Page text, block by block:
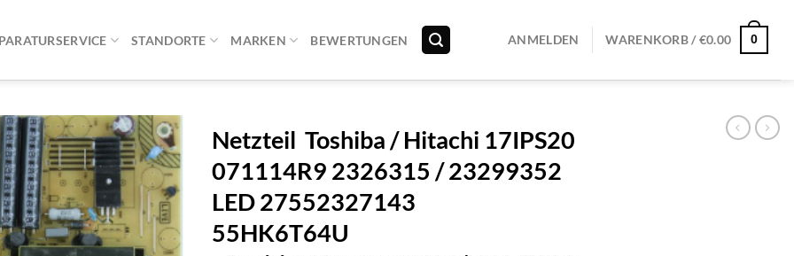
STANDORTE MARKEN BEWERTUNGEN ANMELDEN WARENKORB /€0.00 0
Netzteil Toshiba / Hitachi 17IPS20
071114R9 2326315 / 23299352
LED 27552327143
55HK6T64U